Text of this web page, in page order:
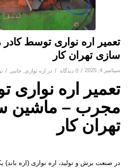
تعمیر اره نواری توسط
سازی تهران کار
سپتامبر 4, 2025 / 0 دیدگاه / در اره نواری جانبی /
تعمیر اره نواری
مجرب – ماشین
تهران کار
در صنعت برش و تولید، اره نواری (اره باند)